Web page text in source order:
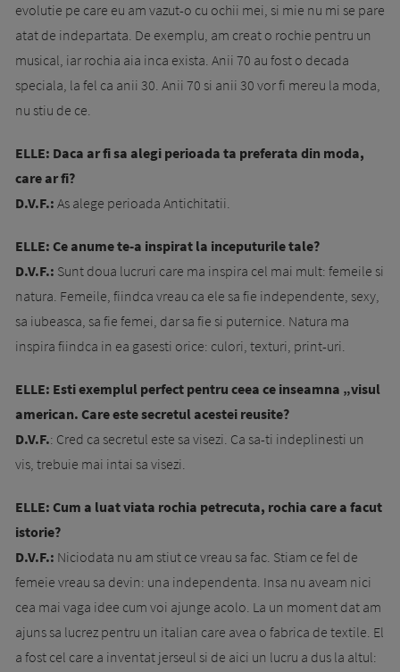
evolutie pe care eu am vazut-o cu ochii mei, si mie nu mi se pare
atat de indepartata. De exemplu, am creat o rochie pentru un
musical, iar rochia aia inca exista. Anii 70 au fost o decada
speciala, la fel ca anii 30. Anii 70 si anii 30 vor fi mereu la moda,
nu stiu de ce.
ELLE: Daca ar fi sa alegi perioada ta preferata din moda,
care ar fi?
D.V.F.: As alege perioada Antichitatii.
ELLE: Ce anume te-a inspirat la inceputurile tale?
D.V.F.: Sunt doua lucruri care ma inspira cel mai mult: femeile si
natura. Femeile, fiindca vreau ca ele sa fie independente, sexy,
sa iubeasca, sa fie femei, dar sa fie si puternice. Natura ma
inspira fiindca in ea gasesti orice: culori, texturi, print-uri.
ELLE: Esti exemplul perfect pentru ceea ce inseamna „visul
american. Care este secretul acestei reusite?
D.V.F.: Cred ca secretul este sa visezi. Ca sa-ti indeplinesti un
vis, trebuie mai intai sa visezi.
ELLE: Cum a luat viata rochia petrecuta, rochia care a facut
istorie?
D.V.F.: Niciodata nu am stiut ce vreau sa fac. Stiam ce fel de
femeie vreau sa devin: una independenta. Insa nu aveam nici
cea mai vaga idee cum voi ajunge acolo. La un moment dat am
ajuns sa lucrez pentru un italian care avea o fabrica de textile. El
a fost cel care a inventat jerseul si de aici un lucru a dus la altul: